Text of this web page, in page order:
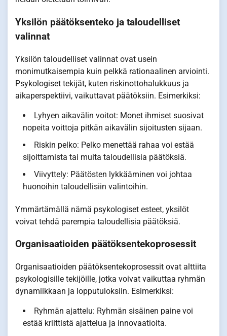
Yksilön päätöksenteko ja taloudelliset
valinnat
Yksilön taloudelliset valinnat ovat usein
monimutkaisempia kuin pelkkä rationaalinen arviointi.
Psykologiset tekijät, kuten riskinottohalukkuus ja
aikaperspektiivi, vaikuttavat päätöksiin. Esimerkiksi:
Lyhyen aikavälin voitot: Monet ihmiset suosivat
nopeita voittoja pitkän aikavälin sijoitusten sijaan.
Riskin pelko: Pelko menettää rahaa voi estää
sijoittamista tai muita taloudellisia päätöksiä.
Viivyttely: Päätösten lykkääminen voi johtaa
huonoihin taloudellisiin valintoihin.
Ymmärtämällä nämä psykologiset esteet, yksilöt
voivat tehdä parempia taloudellisia päätöksiä.
Organisaatioiden päätöksentekoprosessit
Organisaatioiden päätöksentekoprosessit ovat alttiita
psykologisille tekijöille, jotka voivat vaikuttaa ryhmän
dynamiikkaan ja lopputuloksiin. Esimerkiksi:
Ryhmän ajattelu: Ryhmän sisäinen paine voi
estää kriittistä ajattelua ja innovaatioita.